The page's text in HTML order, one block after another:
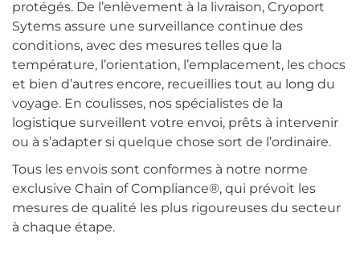
protégés. De l’enlèvement à la livraison, Cryoport
Sytems assure une surveillance continue des
conditions, avec des mesures telles que la
température, l’orientation, l’emplacement, les chocs
et bien d’autres encore, recueillies tout au long du
voyage. En coulisses, nos spécialistes de la
logistique surveillent votre envoi, prêts à intervenir
ou à s’adapter si quelque chose sort de l’ordinaire.
Tous les envois sont conformes à notre norme
exclusive Chain of Compliance®, qui prévoit les
mesures de qualité les plus rigoureuses du secteur
à chaque étape.